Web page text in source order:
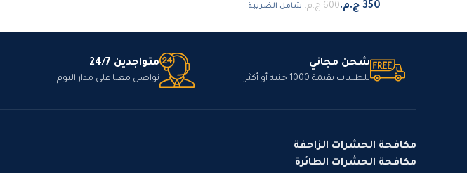
شامل الضريبة
شحن مجاني
للطلبات بقيمة 1000 جنيه أو أكثر
متواجدين 24/7
تواصل معنا على مدار اليوم
مكافحة الحشرات الزاحفة
مكافحة الحشرات الطائرة